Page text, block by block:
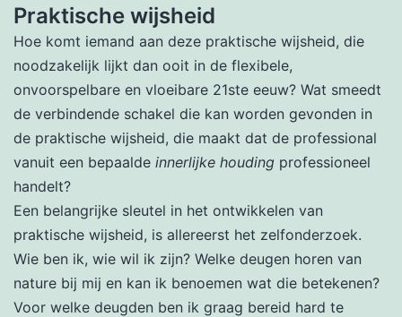
Praktische wijsheid
Hoe komt iemand aan deze praktische wijsheid, die
noodzakelijk lijkt dan ooit in de flexibele,
onvoorspelbare en vloeibare 21ste eeuw? Wat smeedt
de verbindende schakel die kan worden gevonden in
de praktische wijsheid, die maakt dat de professional
vanuit een bepaalde innerlijke houding professioneel
handelt?
Een belangrijke sleutel in het ontwikkelen van
praktische wijsheid, is allereerst het zelfonderzoek.
Wie ben ik, wie wil ik zijn? Welke deugen horen van
nature bij mij en kan ik benoemen wat die betekenen?
Voor welke deugden ben ik graag bereid hard te